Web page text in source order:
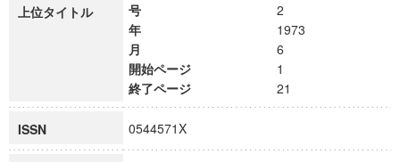
上位タイトル
号
2
年
1973
月
6
開始ページ
1
終了ページ
21
ISSN 0544571X